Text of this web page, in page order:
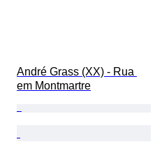
André Grass (XX) - Rua
em Montmartre